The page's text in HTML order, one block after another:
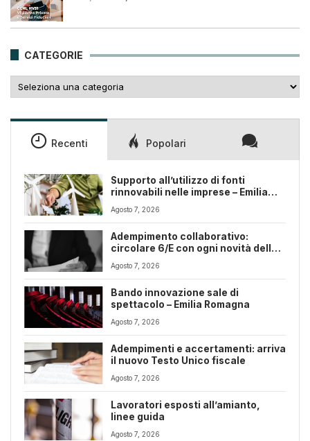
era:
è:
CATEGORIE
Recenti Popolari
Supporto all’utilizzo di fonti
rinnovabili nelle imprese – Emilia
Romagna
Agosto 7, 2026
Adempimento collaborativo:
circolare 6/E con ogni novità della
riforma fiscale
Agosto 7, 2026
Bando innovazione sale di
spettacolo – Emilia Romagna
Agosto 7, 2026
Adempimenti e accertamenti: arriva
il nuovo Testo Unico fiscale
Agosto 7, 2026
Lavoratori esposti all’amianto,
linee guida
Agosto 7, 2026